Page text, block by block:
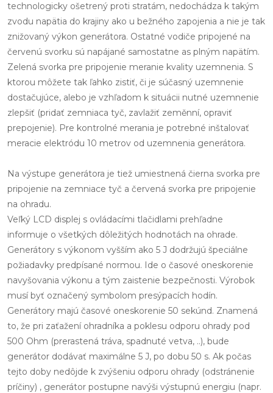
technologicky ošetrený proti stratám, nedochádza k takým
zvodu napätia do krajiny ako u bežného zapojenia a nie je tak
znižovaný výkon generátora. Ostatné vodiče pripojené na
červenú svorku sú napájané samostatne as plným napätím.
Zelená svorka pre pripojenie meranie kvality uzemnenia. S
ktorou môžete tak ľahko zistiť, či je súčasný uzemnenie
dostačujúce, alebo je vzhľadom k situácii nutné uzemnenie
zlepšiť (pridať zemniaca tyč, zavlažiť zeměnní, opraviť
prepojenie). Pre kontrolné merania je potrebné inštalovať
meracie elektródu 10 metrov od uzemnenia generátora.
Na výstupe generátora je tiež umiestnená čierna svorka pre
pripojenie na zemniace tyč a červená svorka pre pripojenie
na ohradu.
Veľký LCD displej s ovládacími tlačidlami prehľadne
informuje o všetkých dôležitých hodnotách na ohrade.
Generátory s výkonom vyšším ako 5 J dodržujú špeciálne
požiadavky predpísané normou. Ide o časové oneskorenie
navyšovania výkonu a tým zaistenie bezpečnosti. Výrobok
musí byť označený symbolom presýpacích hodín.
Generátory majú časové oneskorenie 50 sekúnd. Znamená
to, že pri zaťažení ohradníka a poklesu odporu ohrady pod
500 Ohm (prerastená tráva, spadnuté vetva, ..), bude
generátor dodávať maximálne 5 J, po dobu 50 s. Ak počas
tejto doby nedôjde k zvýšeniu odporu ohrady (odstránenie
príčiny) , generátor postupne navýši výstupnú energiu (napr.